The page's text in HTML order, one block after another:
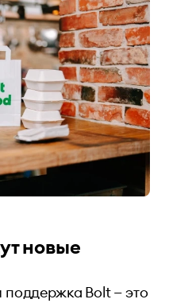
новые
Bolt — это